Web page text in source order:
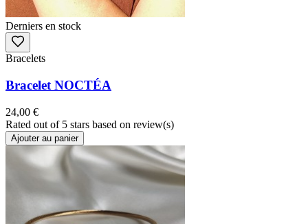
Derniers en stock
Bracelets
Bracelet NOCTÉA
24,00 €
Rated out of 5 stars based on review(s)
Ajouter au panier